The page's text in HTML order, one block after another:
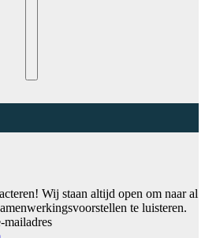
Wij staan altijd open om naar al
te luisteren.
mailadres